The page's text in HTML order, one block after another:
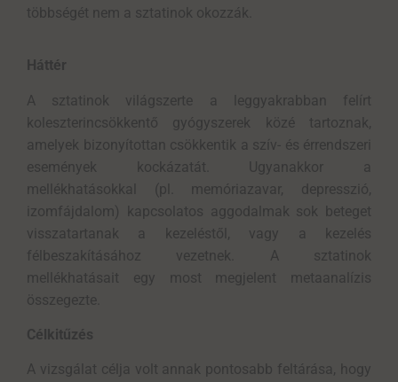
többségét nem a sztatinok okozzák.
Háttér
A sztatinok világszerte a leggyakrabban felírt
koleszterincsökkentő gyógyszerek közé tartoznak,
amelyek bizonyítottan csökkentik a szív- és érrendszeri
események kockázatát. Ugyanakkor a
mellékhatásokkal (pl. memóriazavar, depresszió,
izomfájdalom) kapcsolatos aggodalmak sok beteget
visszatartanak a kezeléstől, vagy a kezelés
félbeszakításához vezetnek. A sztatinok
mellékhatásait egy most megjelent metaanalízis
összegezte.
Célkitűzés
A vizsgálat célja volt annak pontosabb feltárása, hogy